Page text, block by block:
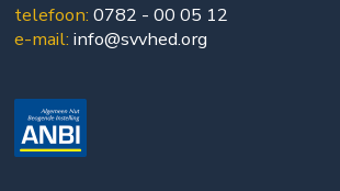
telefoon: 0782 - 00 05 12
e-mail: info@svvhed.org